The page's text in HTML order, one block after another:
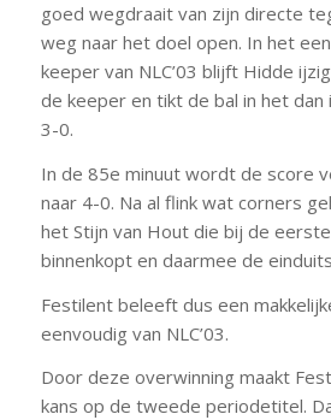
goed wegdraait van zijn directe
weg naar het doel open. In het
keeper van NLC’03 blijft Hidde
de keeper en tikt de bal in het dan
3-0.
In de 85e minuut wordt de score
naar 4-0. Na al flink wat corners
het Stijn van Hout die bij de
binnenkopt en daarmee de
Festilent beleeft dus een
eenvoudig van NLC’03.
Door deze overwinning maakt
kans op de tweede periodetitel.